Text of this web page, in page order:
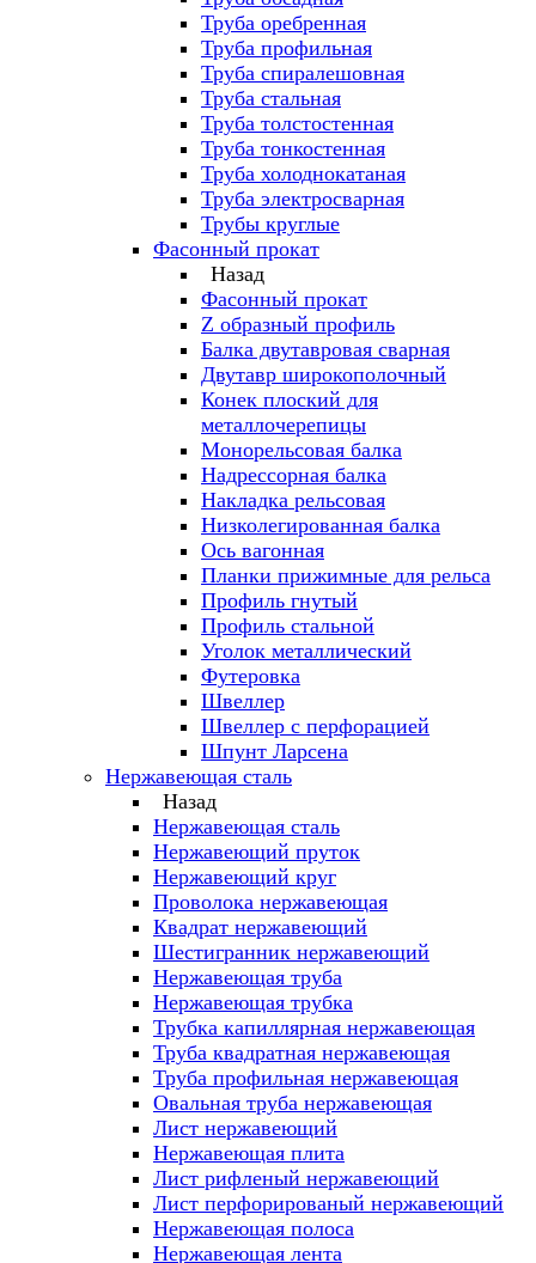
Труба оребренная
Труба профильная
Труба спиралешовная
Труба стальная
Труба толстостенная
Труба тонкостенная
Труба холоднокатаная
Труба электросварная
Трубы круглые
Фасонный прокат
Назад
Фасонный прокат
Z образный профиль
Балка двутавровая сварная
Двутавр широкополочный
Конек плоский для
металлочерепицы
Монорельсовая балка
Надрессорная балка
Накладка рельсовая
Низколегированная балка
Ось вагонная
Планки прижимные для рельса
Профиль гнутый
Профиль стальной
Уголок металлический
Футеровка
Швеллер
Швеллер с перфорацией
Шпунт Ларсена
Нержавеющая сталь
Назад
Нержавеющая сталь
Нержавеющий пруток
Нержавеющий круг
Проволока нержавеющая
Квадрат нержавеющий
Шестигранник нержавеющий
Нержавеющая труба
Нержавеющая трубка
Трубка капиллярная нержавеющая
Труба квадратная нержавеющая
Труба профильная нержавеющая
Овальная труба нержавеющая
Лист нержавеющий
Нержавеющая плита
Лист рифленый нержавеющий
Лист перфорированый нержавеющий
Нержавеющая полоса
Нержавеющая лента